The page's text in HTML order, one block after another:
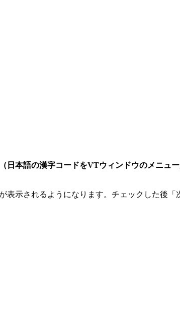
日本語の漢字コードをVTウィンドウのメニュ
示されるようになります。チェックした後「